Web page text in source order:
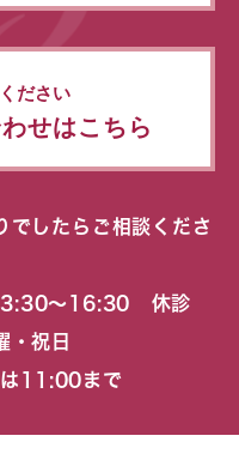
ださい
せはこちら
でしたらご相談くださ
〜16:30 休診
・祝日
11:00まで